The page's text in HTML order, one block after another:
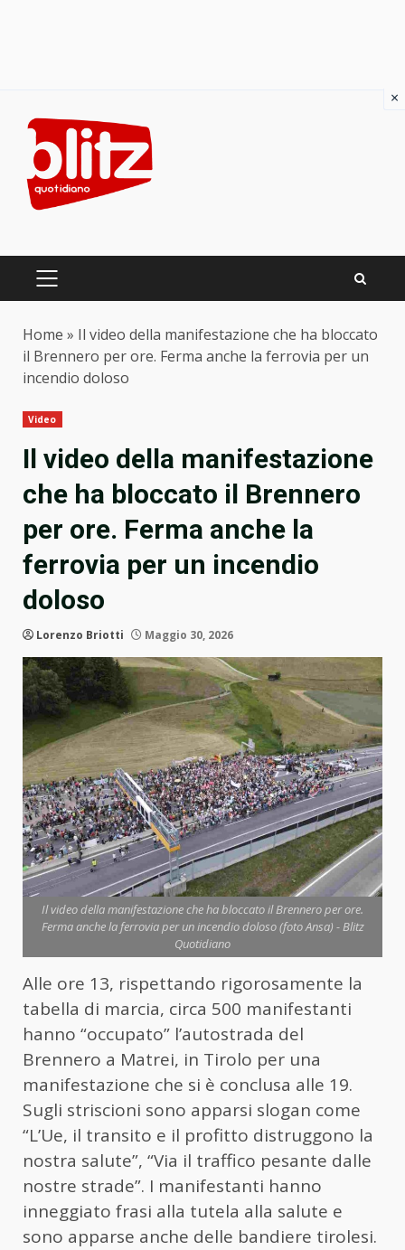
content
PRIMARY
Home » Il video della manifestazione che ha bloccato
il Brennero per ore. Ferma anche la ferrovia per un
incendio doloso
Video
Il video della manifestazione
che ha bloccato il Brennero
per ore. Ferma anche la
ferrovia per un incendio
doloso
Lorenzo Briotti Maggio 30, 2026
Il video della manifestazione che ha bloccato il Brennero per ore.
Ferma anche la ferrovia per un incendio doloso (foto Ansa) - Blitz
Quotidiano
Alle ore 13, rispettando rigorosamente la
tabella di marcia, circa 500 manifestanti
hanno “occupato” l’autostrada del
Brennero a Matrei, in Tirolo per una
manifestazione che si è conclusa alle 19.
Sugli striscioni sono apparsi slogan come
“L’Ue, il transito e il profitto distruggono la
nostra salute”, “Via il traffico pesante dalle
nostre strade”. I manifestanti hanno
inneggiato frasi alla tutela alla salute e
sono apparse anche delle bandiere tirolesi.
×